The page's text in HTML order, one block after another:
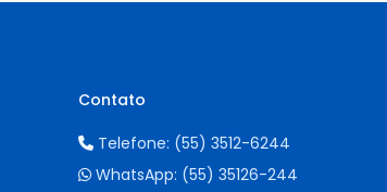
Contato
Telefone: (55) 3512-6244
WhatsApp: (55) 35126-244